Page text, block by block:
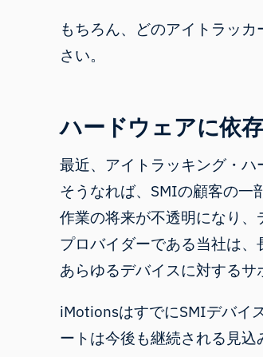
もちろん、どのアイトラッカ
さい。
ハードウェアに依
最近、アイトラッキング・ハ
そうなれば、SMIの顧客の一
作業の将来が不透明になり
プロバイダーである当社は
あらゆるデバイスに対するサ
iMotionsはすでにSMIデバイ
ートは今後も継続される見